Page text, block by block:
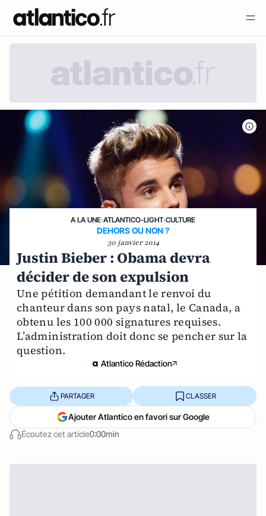
A LA UNE›ATLANTICO-LIGHT›CULTURE
DEHORS OU NON ?
30 janvier 2014
Justin Bieber : Obama devra
décider de son expulsion
Une pétition demandant le renvoi du
chanteur dans son pays natal, le Canada, a
obtenu les 100 000 signatures requises.
L’administration doit donc se pencher sur la
question.
Atlantico Rédaction
Écoutez cet article0:00min
PARTAGER CLASSER
Ajouter Atlantico en favori sur Google